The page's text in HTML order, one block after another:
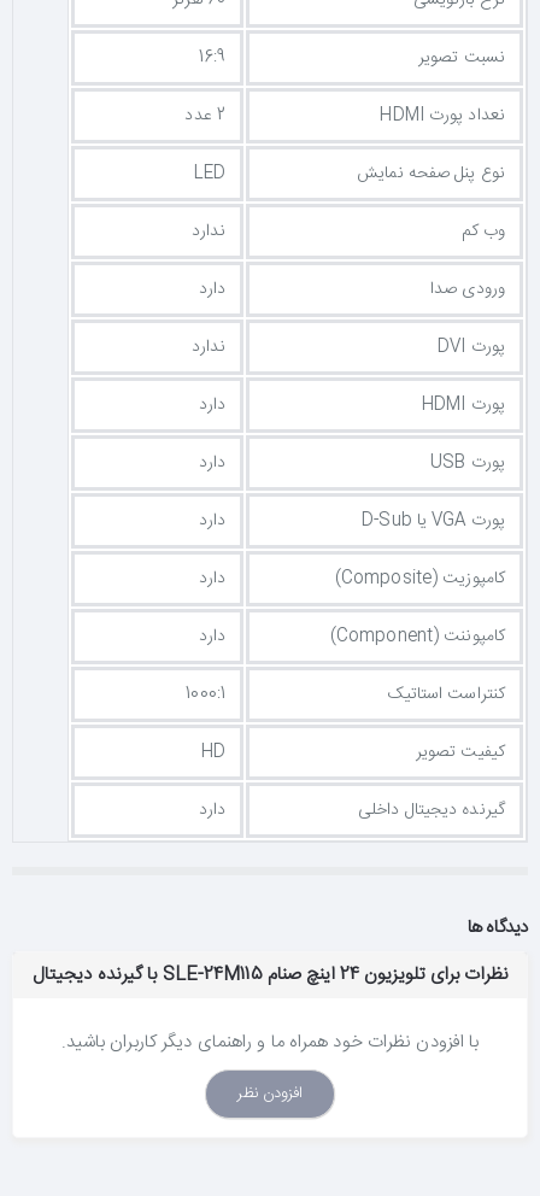
نسبت تصویر
16:9
نعداد پورت HDMI
2 عدد
نوع پنل صفحه نمایش
LED
وب کم
ندارد
ورودی صدا
دارد
پورت DVI
ندارد
پورت HDMI
دارد
پورت USB
دارد
پورت VGA یا D-Sub
دارد
کامپوزیت (Composite)
دارد
کامپوننت (Component)
دارد
کنتراست استاتیک
1000:1
کیفیت تصویر
HD
گیرنده دیجیتال داخلی
دارد
دیدگاه ها
نظرات برای تلویزیون 24 اینچ صنام SLE-24M115 با گیرنده دیجیتال
با افزودن نظرات خود همراه ما و راهنمای دیگر کاربران باشید.
افزودن نظر